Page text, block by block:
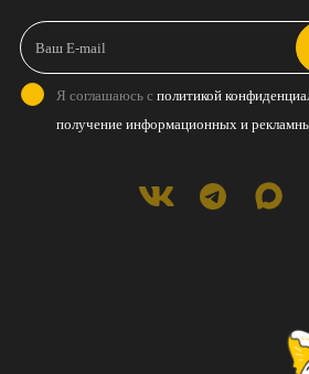
Я соглашаюсь с политикой
получение информационных и